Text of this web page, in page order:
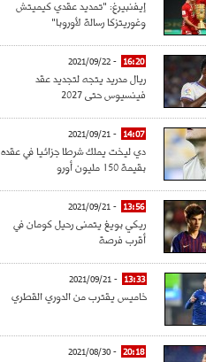
إيفنبيرغ: "تمديد عقدي كيميتش
وغوريتزكا رسالة لأوروبا"
16:20
- 2021/09/22
ريال مدريد يتجه لتجديد عقد
فينسيوس حتى 2027
14:07
- 2021/09/21
دي ليخت يملك شرطا جزائيا في عقده
بقيمة 150 مليون أورو
13:56
- 2021/09/21
ريكي بويغ يتمنى رحيل كومان في
أقرب فرصة
13:33
- 2021/09/21
خاميس يقترب من الدوري القطري
20:18
- 2021/08/30